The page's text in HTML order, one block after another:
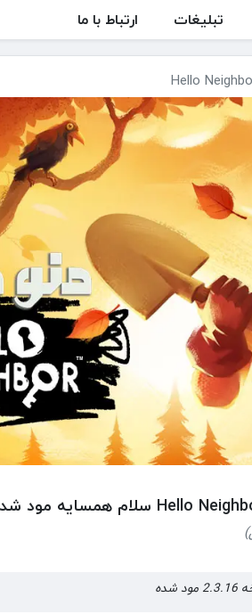
تبلیغات ارتباط با ما
Hello